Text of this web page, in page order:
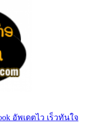
อัพเดตไว เร็วทันใจ